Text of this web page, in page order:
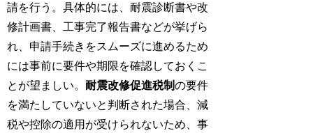
請を行う。具体的には、耐震診断書や改
修計画書、工事完了報告書などが挙げら
れ、申請手続きをスムーズに進めるため
には事前に要件や期限を確認しておくこ
とが望ましい。耐震改修促進税制の要件
を満たしていないと判断された場合、減
税や控除の適用が受けられないため、事